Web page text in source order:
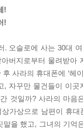
!
!
. 오슬로에 사는 30대
버지로부터 물려받
사라의 휴대폰에 ‘헤
, 자꾸만 물건들이 이
것일까? 사라의 마음
가상으로 남편이 휴
말을 했고, 그녀의 기